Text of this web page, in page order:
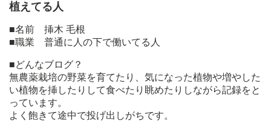
植えてる人
■名前 挿木 毛根
■職業 普通に人の下で働いてる人
■どんなブログ？
無農薬栽培の野菜を育てたり、気になった植物や増やした
い植物を挿したりして食べたり眺めたりしながら記録をと
っています。
よく飽きて途中で投げ出しがちです。